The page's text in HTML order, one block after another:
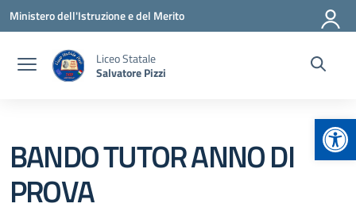
Vai ai contenuti
Vai al menu di navigazione
Vai al footer
Ministero dell'Istruzione e del Merito
Liceo Statale
Salvatore Pizzi
BANDO TUTOR ANNO DI
PROVA